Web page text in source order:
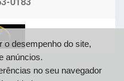
o desempenho do site,
anúncios.
no seu navegador